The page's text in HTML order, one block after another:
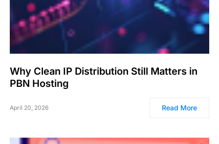
Why Clean IP Distribution Still Matters in
PBN Hosting
April 20, 2026 Read More